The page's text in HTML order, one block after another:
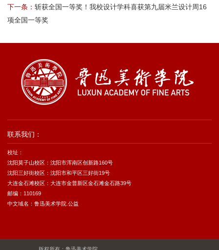
下一条： 斩获全国一等奖！我校设计学科喜获第九届米兰设计周16
项全国一等奖
联系我们：
校址：
沈阳莫子山校区：沈阳市浑南区创新路160号
沈阳三好街校区：沈阳市和平区三好街19号
大连金石滩校区：大连市金普新区金石滩金石路39号
邮编：110169
中文域名：鲁迅美术学院.公益